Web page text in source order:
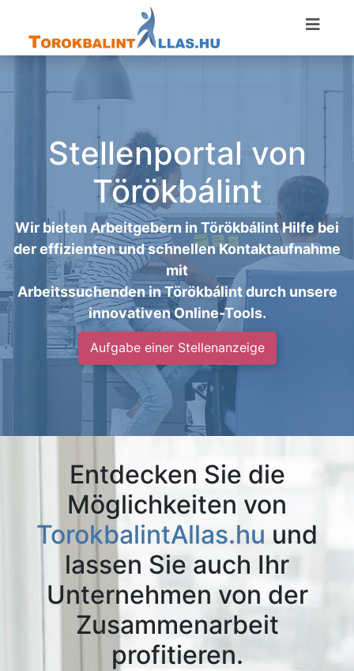
Stellenportal von
Törökbálint
Wir bieten Arbeitgebern in Törökbálint Hilfe bei
der effizienten und schnellen Kontaktaufnahme
mit
Arbeitssuchenden in Törökbálint durch unsere
innovativen Online-Tools.
Aufgabe einer Stellenanzeige
Entdecken Sie die
Möglichkeiten von
TorokbalintAllas.hu und
lassen Sie auch Ihr
Unternehmen von der
Zusammenarbeit
profitieren.